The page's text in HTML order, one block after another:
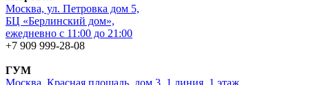
Москва, ул. Петровка дом 5,
БЦ «Берлинский дом»,
ежедневно с 11:00 до 21:00
+7 909 999-28-08
ГУМ